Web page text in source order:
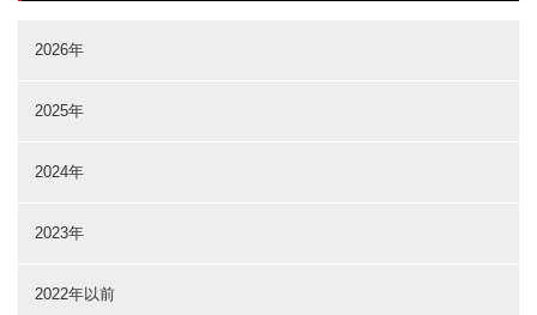
2026年
2025年
2024年
2023年
2022年以前